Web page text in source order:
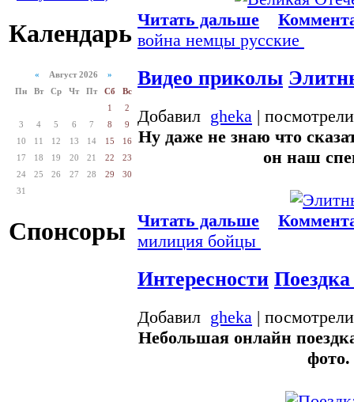
Календарь
« Август 2026 »
Пн
Вт Ср Чт Пт Сб
Вс
1
2
3
4 5 6 7 8
9
10
11 12 13 14 15
16
17
18 19 20 21 22
23
24
25 26 27 28 29
30
31
Спонсоры
Читать дальше
война немцы русские
Видео приколы
Добавил gheka |
Ну даже не знаю что
он наш
Читать дальше
милиция бойцы
Интересности
Добавил gheka |
Небольшая онлайн
фото.